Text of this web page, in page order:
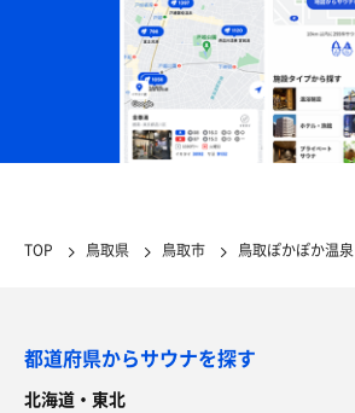
TOP 鳥取県 鳥取市 鳥取ぽかぽか温泉
都道府県からサウナを探す
北海道・東北